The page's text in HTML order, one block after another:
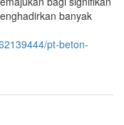
banyak
pt-beton-